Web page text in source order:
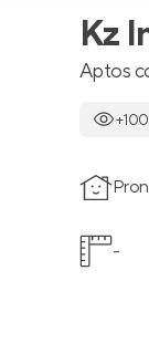
Kz
Aptos
-